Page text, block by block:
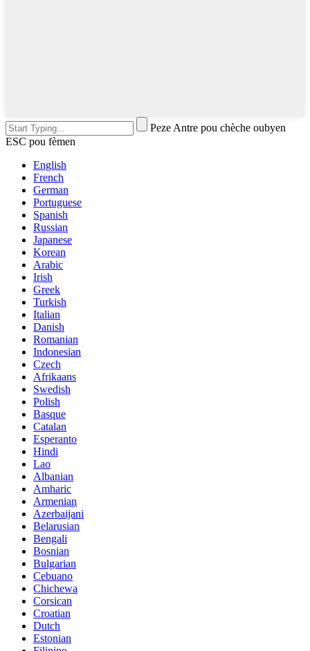
Peze Antre pou chèche oubyen
ESC pou fèmen
English
French
German
Portuguese
Spanish
Russian
Japanese
Korean
Arabic
Irish
Greek
Turkish
Italian
Danish
Romanian
Indonesian
Czech
Afrikaans
Swedish
Polish
Basque
Catalan
Esperanto
Hindi
Lao
Albanian
Amharic
Armenian
Azerbaijani
Belarusian
Bengali
Bosnian
Bulgarian
Cebuano
Chichewa
Corsican
Croatian
Dutch
Estonian